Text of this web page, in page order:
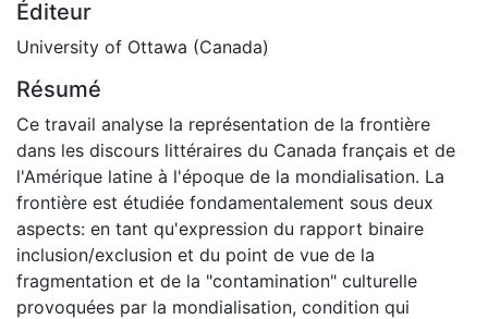
Éditeur
University of Ottawa (Canada)
Résumé
Ce travail analyse la représentation de la frontière
dans les discours littéraires du Canada français et de
l'Amérique latine à l'époque de la mondialisation. La
frontière est étudiée fondamentalement sous deux
aspects: en tant qu'expression du rapport binaire
inclusion/exclusion et du point de vue de la
fragmentation et de la "contamination" culturelle
provoquées par la mondialisation, condition qui